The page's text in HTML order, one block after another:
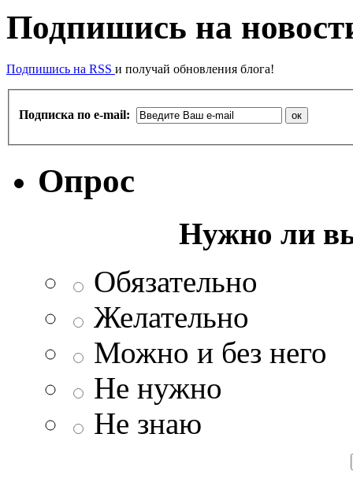
Подпишись на
Подпишись на RSS и получай обновления блога!
Подписка по e-mail:
Опрос
Нужно ли
Обязательно
Желательно
Можно и без него
Не нужно
Не знаю